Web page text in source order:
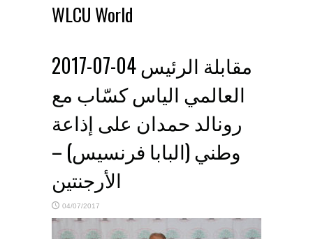
WLCU World
2017-07-04 مقابلة الرئيس
العالمي الياس كسّاب مع
رونالد حمدان على إذاعة
وطني (البابا فرنسيس) –
الأرجنتين
04/07/2017